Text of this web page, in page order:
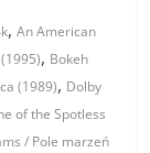
,An American
, Bokeh
(1989), Dolby
of the Spotless
/ Pole marzeń